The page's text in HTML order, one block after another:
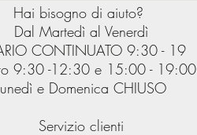
Hai bisogno di aiuto?
Dal Martedì al Venerdì
CONTINUATO 9:30 - 19
9:30 -12:30 e 15:00 - 19:00
e Domenica CHIUSO
Servizio clienti